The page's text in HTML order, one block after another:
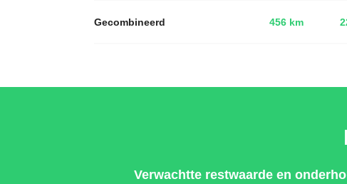
Gecombineerd 456 km
Verwachtte restwaarde en